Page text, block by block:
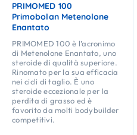
PRIMOMED 100
Primobolan Metenolone
Enantato
PRIMOMED 100 è l’acronimo
di Metenolone Enantato, uno
steroide di qualità superiore.
Rinomato per la sua efficacia
nei cicli di taglio. È uno
steroide eccezionale per la
perdita di grasso ed è
favorito da molti bodybuilder
competitivi.